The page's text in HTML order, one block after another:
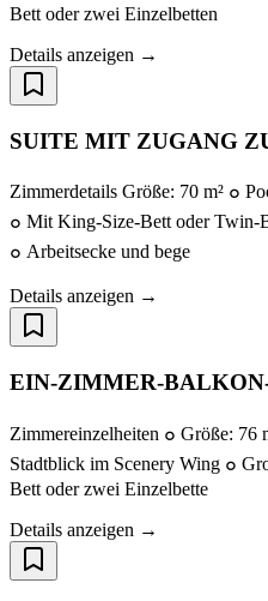
Bett oder zwei Einzelbetten
Details anzeigen →
SUITE MIT ZUGANG
Zimmerdetails Größe: 70 m² ๐
๐ Mit King-Size-Bett oder Twin-
๐ Arbeitsecke und bege
Details anzeigen →
EIN-ZIMMER-
Zimmereinzelheiten ๐ Größe: 76
Stadtblick im Scenery Wing ๐
Bett oder zwei Einzelbette
Details anzeigen →